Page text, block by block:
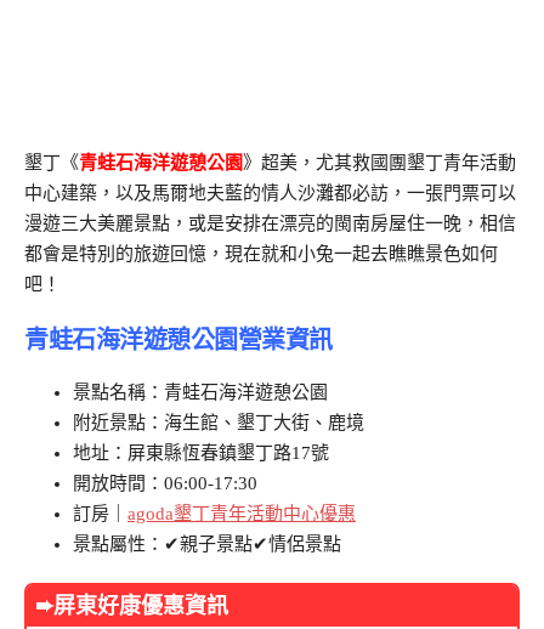
墾丁《青蛙石海洋遊憩公園》超美，尤其救國團墾丁青年活動
中心建築，以及馬爾地夫藍的情人沙灘都必訪，一張門票可以
漫遊三大美麗景點，或是安排在漂亮的閩南房屋住一晚，相信
都會是特別的旅遊回憶，現在就和小兔一起去瞧瞧景色如何
吧！
青蛙石海洋遊憩公園營業資訊
景點名稱：青蛙石海洋遊憩公園
附近景點：海生館、墾丁大街、鹿境
地址：屏東縣恆春鎮墾丁路17號
開放時間：06:00-17:30
訂房｜ agoda墾丁青年活動中心優惠
景點屬性：✔親子景點✔情侶景點
➨屏東好康優惠資訊